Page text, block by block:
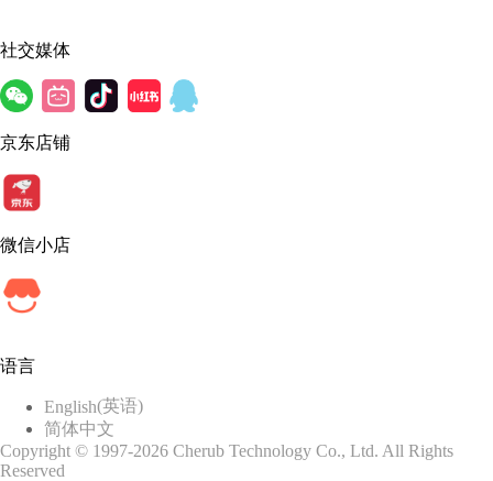
社交媒体
京东店铺
微信小店
语言
English(英语)
简体中文
Copyright © 1997-2026 Cherub Technology Co., Ltd. All Rights
Reserved